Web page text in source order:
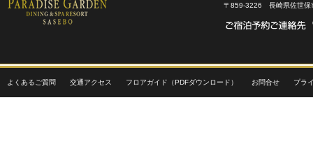
〒859-3226 長崎県佐世保
よくあるご質問 交通アクセス フロアガイド（PDFダウンロード） お問合せ プラ